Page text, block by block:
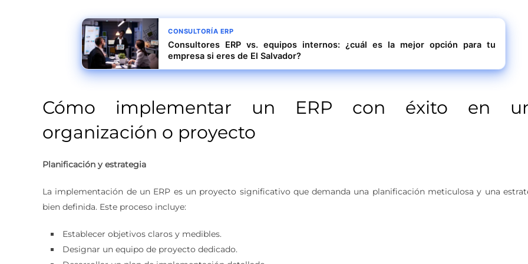
CONSULTORÍA ERP
Consultores ERP vs. equipos internos: ¿cuál es la mejor opción para tu
empresa si eres de El Salvador?
Cómo implementar un ERP con éxito en
organización o proyecto
Planificación y estrategia
La implementación de un ERP es un proyecto significativo que demanda una planificación meticulosa y una
bien definida. Este proceso incluye:
Establecer objetivos claros y medibles.
Designar un equipo de proyecto dedicado.